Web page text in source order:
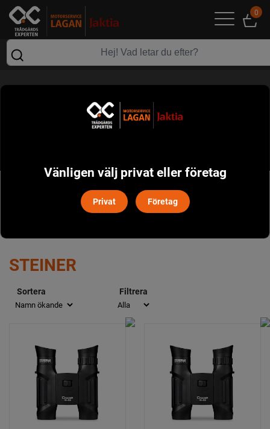
0
STEINER
POPULÄRT I DENNA KATEGORI
STEINER
Sortera Filtrera
Vänligen välj privat eller företag
Privat Företag